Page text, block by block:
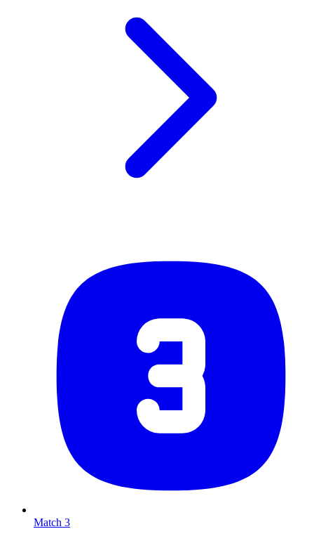
Match 3